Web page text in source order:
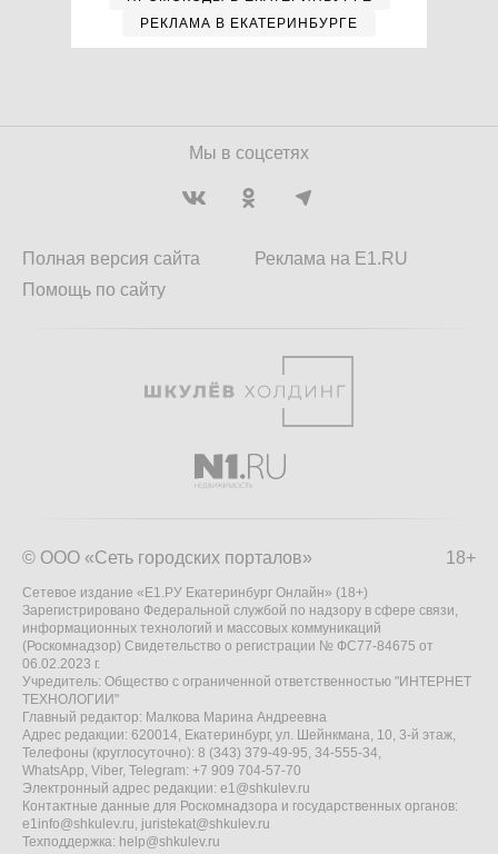
РЕКЛАМА В ЕКАТЕРИНБУРГЕ
Мы в соцсетях
Полная версия сайта
Помощь по сайту
Реклама на E1.RU
18+
© ООО «Сеть городских порталов»
Сетевое издание «Е1.РУ Екатеринбург Онлайн» (18+)
Зарегистрировано Федеральной службой по надзору в сфере связи,
информационных технологий и массовых коммуникаций
(Роскомнадзор) Свидетельство о регистрации № ФС77-84675 от
06.02.2023 г.
Учредитель: Общество с ограниченной ответственностью "ИНТЕРНЕТ
ТЕХНОЛОГИИ"
Главный редактор: Малкова Марина Андреевна
Адрес редакции: 620014, Екатеринбург, ул. Шейнкмана, 10, 3-й этаж,
Телефоны (круглосуточно): 8 (343) 379-49-95, 34-555-34,
WhatsApp, Viber, Telegram: +7 909 704-57-70
Электронный адрес редакции: e1@shkulev.ru
Контактные данные для Роскомнадзора и государственных органов:
e1info@shkulev.ru, juristekat@shkulev.ru
Техподдержка: help@shkulev.ru